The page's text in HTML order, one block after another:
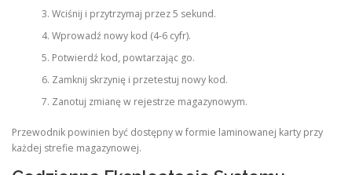
Wciśnij i przytrzymaj przez 5 sekund.
Wprowadź nowy kod (4-6 cyfr).
Potwierdź kod, powtarzając go.
Zamknij skrzynię i przetestuj nowy kod.
Zanotuj zmianę w rejestrze magazynowym.
Przewodnik powinien być dostępny w formie laminowanej karty przy
każdej strefie magazynowej.